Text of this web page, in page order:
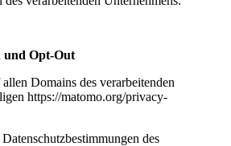
und Opt-Out
Domains des verarbeitenden
https://matomo.org/privacy-
des